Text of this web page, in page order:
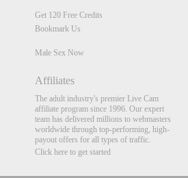
Get 120 Free Credits
Bookmark Us
Male Sex Now
Affiliates
The adult industry's premier Live Cam
affiliate program since 1996. Our expert
team has delivered millions to webmasters
worldwide through top-performing, high-
payout offers for all types of traffic.
Click here to get started